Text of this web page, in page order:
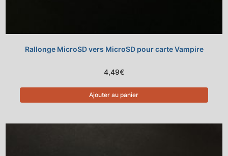
Rallonge MicroSD vers MicroSD pour carte Vampire
4,49€
Ajouter au panier